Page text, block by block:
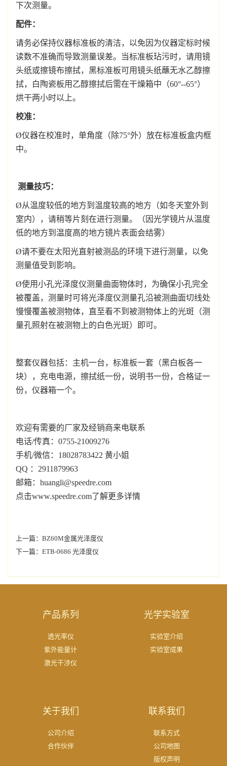
下次测量。
配件：
请务必保持仪器标准板的清洁，以免因为仪器定标时候
读数不准确而导致测量误差。当标准板玷污时，请用镜
头纸或擦镜布擦拭，黑标准板可用镜头纸蘸无水乙醇擦
拭，白陶瓷板用乙醇擦拭后需在干燥箱中（60°--65°）
烘干两小时以上。
校准：
Ø仪器在校准时，单角度（除75°外）放在标准板盒内框
中。
测量技巧：
Ø从温度较低的地方到温度较高的地方（如冬天室外到
室内），请稍等片刻在进行测量。（因光学镜片从温度
低的地方到温度高的地方镜片表面会结雾）
Ø请不要在太阳光直射被测品的环境下进行测量，以免
测量值受到影响。
Ø使用小孔光泽度仪测量曲面物体时，为确保小孔完全
被覆盖，测量时可将光泽度仪测量孔沿被测曲面切线处
慢慢覆盖被测物体，直至看不到被测物体上的光斑（测
量孔照射在被测物上的白色光斑）即可。
整套仪器包括： 主机一台，标准板一套（黑白板各一
块），充电电源，擦拭纸一份，说明书一份，合格证一
份，仪器箱一个。
欢迎有需要的厂家及经销商来电联系
电话/传真：0755-21009276
手机/微信：18028783422 黄小姐
QQ ：2911879963
邮箱：huangli@speedre.com
点击www.speedre.com了解更多详情
上一篇： BZ60M金属光泽度仪
下一篇： ETB-0686 光泽度仪
产品系列
透光率仪
紫外能量计
激光干涉仪
光学实验室
实验室介绍
实验室成果
关于我们
公司介绍
合作伙伴
联系我们
联系方式
公司地图
版权声明